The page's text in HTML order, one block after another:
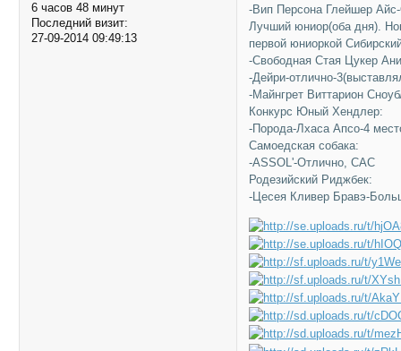
6 часов 48 минут
Последний визит:
27-09-2014 09:49:13
-Вип Персона Глейшер
Лучший юниор(оба дня).
первой юниоркой
-Свободная Стая Цукер
-Дейри-отлично-
-Майнгрет Виттарион
Конкурс Юный Хендлер:
-Порода-Лхаса Апсо-4
Самоедская собака:
-ASSOL'-Отлично, CAС
Родезийский Риджбек:
-Цесея Кливер Бравэ-